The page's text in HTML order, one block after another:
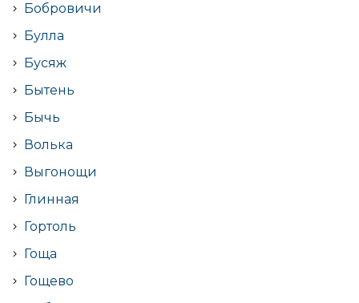
Бобровичи
Булла
Бусяж
Бытень
Бычь
Волька
Выгонощи
Глинная
Гортоль
Гоща
Гощево